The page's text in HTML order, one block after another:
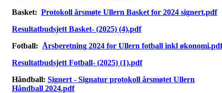
Basket: Protokoll årsmøte Ullern Basket for 2024 signert.pdf
Resultatbudsjett Basket- (2025) (4).pdf
Fotball: Årsberetning 2024 for Ullern fotball inkl økonomi.pdf
Resultatbudsjett Fotball- (2025) (1).pdf
Håndball: Signert - Signatur protokoll årsmøtet Ullern
Håndball 2024.pdf